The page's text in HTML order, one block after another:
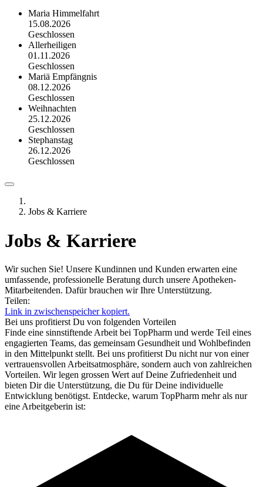
Maria Himmelfahrt
15.08.2026
Geschlossen
Allerheiligen
01.11.2026
Geschlossen
Mariä Empfängnis
08.12.2026
Geschlossen
Weihnachten
25.12.2026
Geschlossen
Stephanstag
26.12.2026
Geschlossen
Jobs & Karriere
Jobs & Karriere
Wir suchen Sie! Unsere Kundinnen und Kunden erwarten eine
umfassende, professionelle Beratung durch unsere Apotheken-
Mitarbeitenden. Dafür brauchen wir Ihre Unterstützung.
Teilen:
Link in zwischenspeicher kopiert.
Bei uns profitierst Du von folgenden Vorteilen
Finde eine sinnstiftende Arbeit bei TopPharm und werde Teil eines
engagierten Teams, das gemeinsam Gesundheit und Wohlbefinden
in den Mittelpunkt stellt. Bei uns profitierst Du nicht nur von einer
vertrauensvollen Arbeitsatmosphäre, sondern auch von zahlreichen
Vorteilen. Wir legen grossen Wert auf Deine Zufriedenheit und
bieten Dir die Unterstützung, die Du für Deine individuelle
Entwicklung benötigst. Entdecke, warum TopPharm mehr als nur
eine Arbeitgeberin ist: